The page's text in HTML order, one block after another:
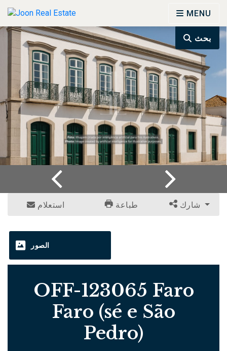
MENU
بحث
استعلام طباعة
الصور
OFF-123065 Faro
Faro (sé e São
Pedro)